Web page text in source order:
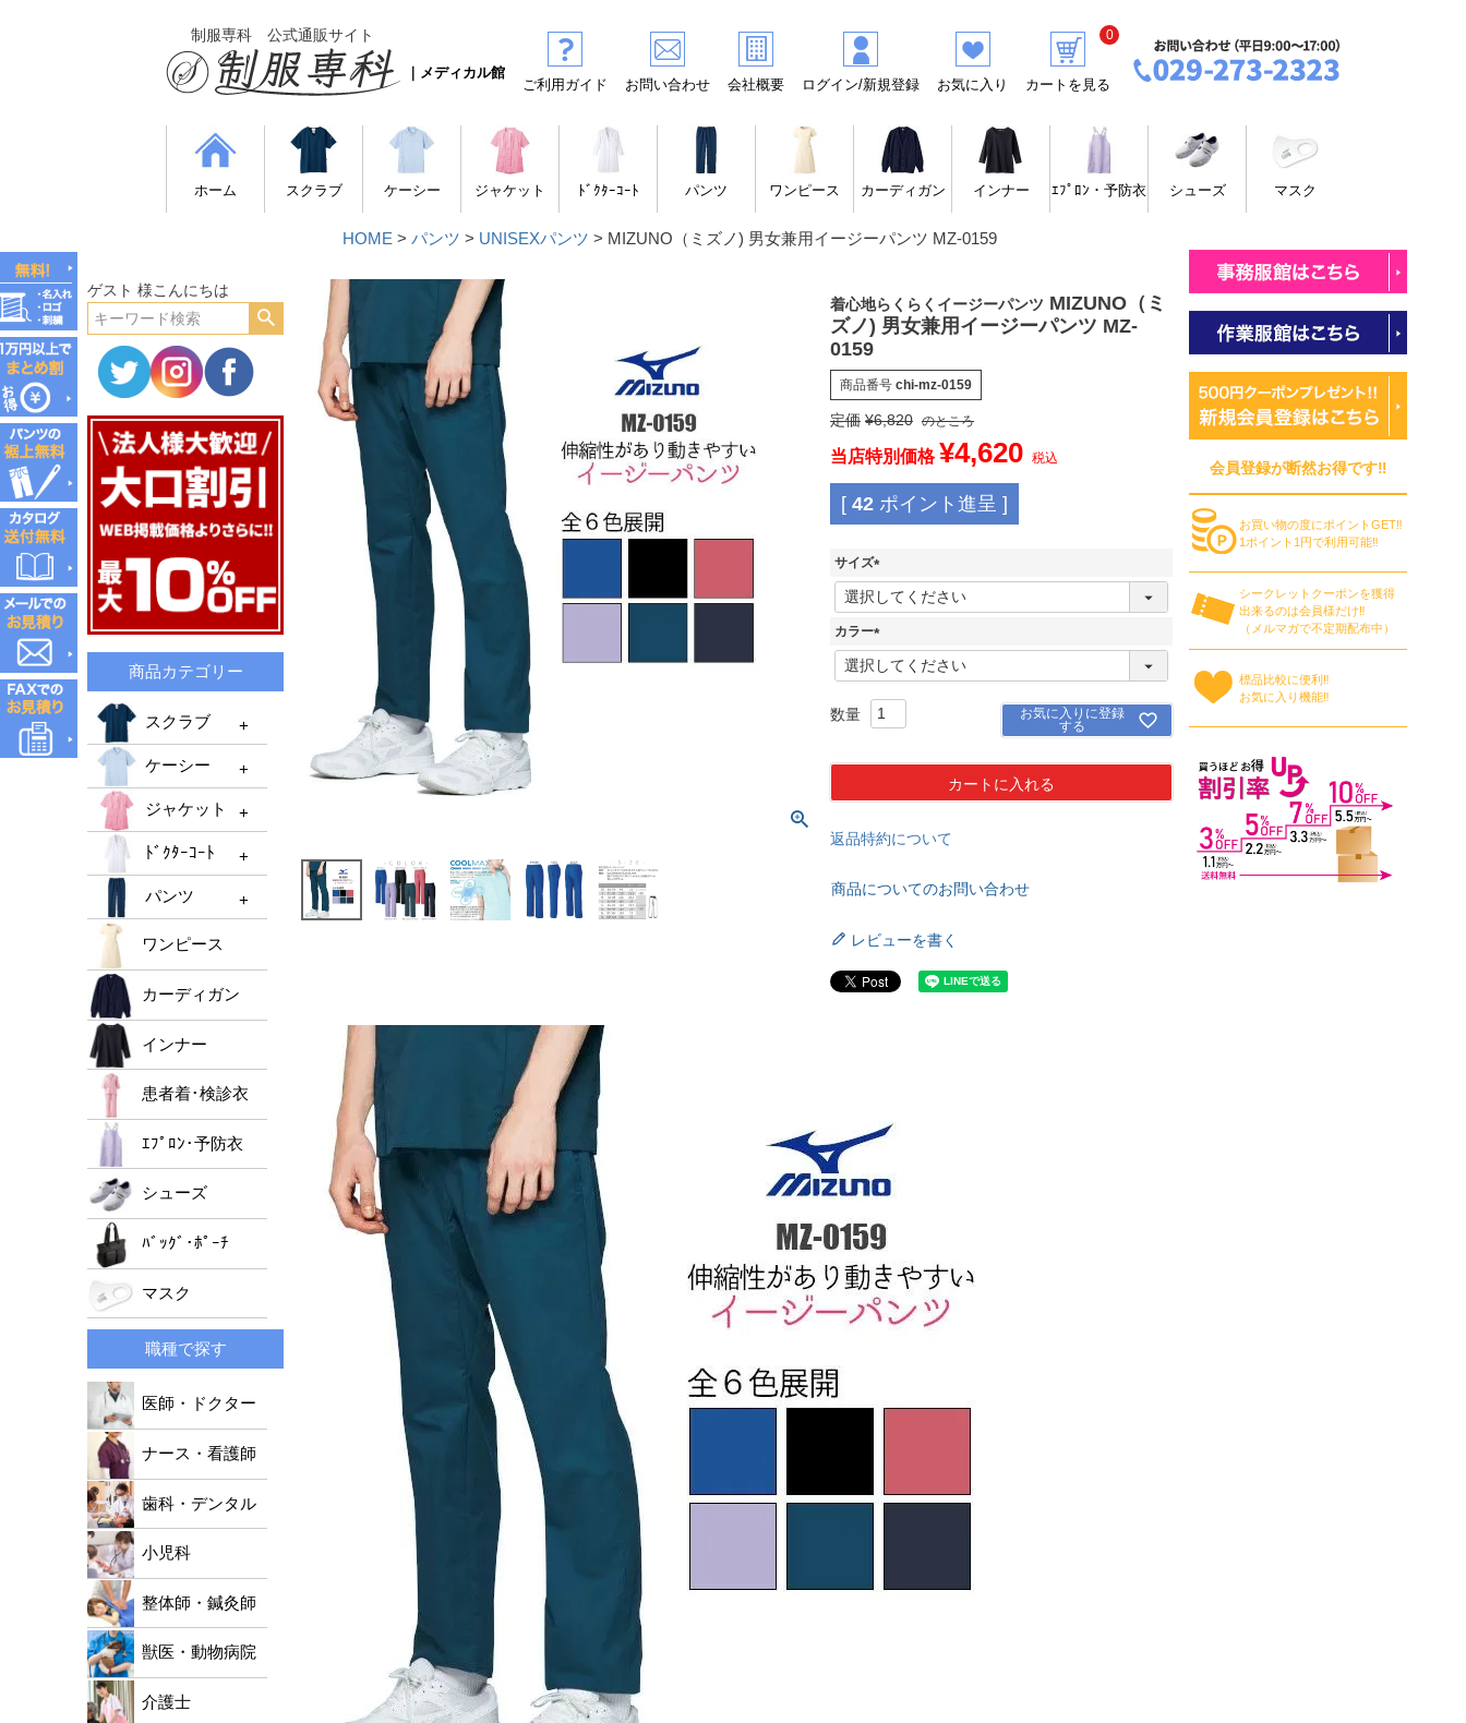
制服専科 公式通販サイト
｜メディカル館
ご利用ガイド お問い合わせ 会社概要 ログイン/新規登録 お気に入り
0
カートを見る
ホーム スクラブ ケーシー ジャケット ﾄﾞｸﾀｰｺｰﾄ パンツ ワンピース カーディガン インナー ｴﾌﾟﾛﾝ・予防衣 シューズ マスク
HOME パンツ UNISEXパンツ MIZUNO（ミズノ) 男女兼用イージーパンツ MZ-0159
ゲスト 様こんにちは
商品カテゴリー
スクラブ
スクラブTOP
メンズスクラブ
レディーススクラブ
機能性スクラブ
ケーシー
ケーシーTOP
メンズケーシー
レディースケーシー
男女兼用ケーシー
ジャケット
メンズジャケット
ﾚﾃﾞｨｰｽジャケット
ﾄﾞｸﾀｰｺｰﾄ
ﾄﾞｸﾀｰｺｰﾄTOP
ﾒﾝｽﾞﾄﾞｸﾀｰｺｰﾄ
ﾚﾃﾞｨｰｽﾄﾞｸﾀｰｺｰﾄ
パンツ
パンツTOP
メンズパンツ
男女兼用パンツ
ワンピース
カーディガン
インナー
患者着･検診衣
ｴﾌﾟﾛﾝ･予防衣
シューズ
ﾊﾞｯｸﾞ･ﾎﾟｰﾁ
マスク
職種で探す
医師・ドクター
ナース・看護師
歯科・デンタル
小児科
整体師・鍼灸師
獣医・動物病院
介護士
着心地らくらくイージーパンツ MIZUNO（ミ
ズノ) 男女兼用イージーパンツ MZ-
0159
商品番号 chi-mz-0159
定価 ¥6,820 のところ
当店特別価格 ¥4,620 税込
[ 42 ポイント進呈 ]
サイズ
(
必
須
カラー
(
必
お気に入りに登録
する
カートに入れる
返品特約について
商品についてのお問い合わせ
レビューを書く
会員登録が断然お得です‼
お買い物の度にポイントGET‼
1ポイント1円で利用可能‼
シークレットクーポンを獲得
出来るのは会員様だけ‼
（メルマガで不定期配布中）
標品比較に便利‼
お気に入り機能‼